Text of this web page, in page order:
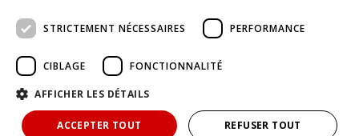
Propulsé par KOMUNIQUE
hello@taxlawblog.ch
IMPRIMER
CONFIDENTIALITÉ DECLARATION DE RESPONSABILITE
FRENCH
STRICTEMENT NÉCESSAIRES
PERFORMANCE
CIBLAGE FONCTIONNALITÉ
AFFICHER LES DÉTAILS
ACCEPTER TOUT REFUSER TOUT